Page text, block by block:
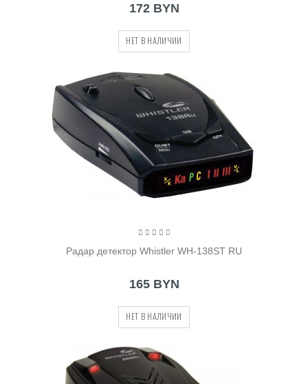
172 BYN
НЕТ В НАЛИЧИИ
Радар детектор Whistler WH-138ST RU
165 BYN
НЕТ В НАЛИЧИИ